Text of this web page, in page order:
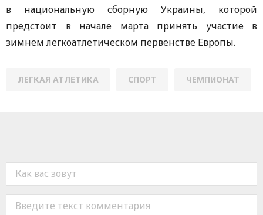
в национальную сборную Украины, которой
предстоит в начале марта принять участие в
зимнем легкоатлетическом первенстве Европы.
ЛЕГКАЯ АТЛЕТИКА СПОРТ ЧЕМПИОНАТ